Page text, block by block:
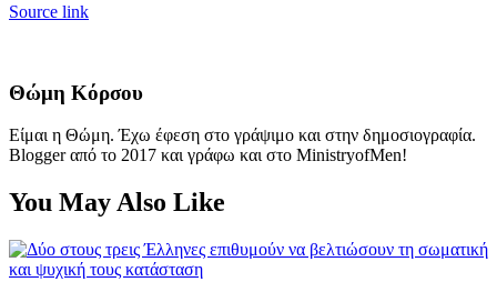
Source link
Θώμη Κόρσου
Είμαι η Θώμη. Έχω έφεση στο γράψιμο και στην δημοσιογραφία.
Blogger από το 2017 και γράφω και στο MinistryofMen!
You May Also Like